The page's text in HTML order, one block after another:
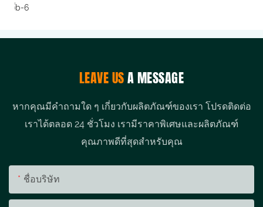
LEAVE USA MESSAGE
หากคุณมีคำถามใด ๆ เกี่ยวกับผลิตภัณฑ์ของเรา โปรดติดต่อ
เราได้ตลอด 24 ชั่วโมง เรามีราคาพิเศษและผลิตภัณฑ์
คุณภาพดีที่สุดสำหรับคุณ
ชื่อบริษัท